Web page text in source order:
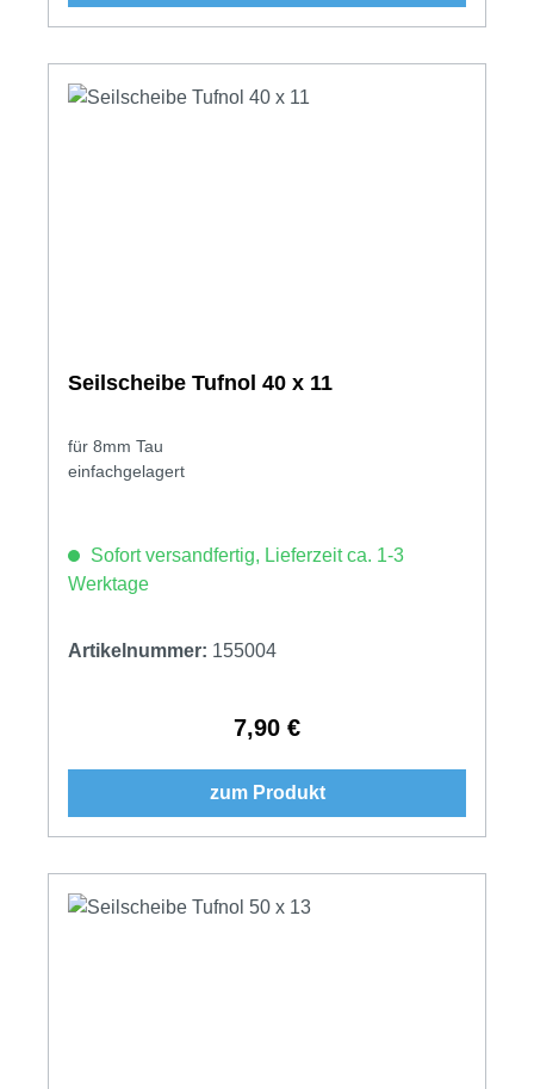
Seilscheibe Tufnol 40 x 11
für 8mm Tau
einfachgelagert
Sofort versandfertig, Lieferzeit ca. 1-3
Werktage
Artikelnummer: 155004
Regulärer Preis:
7,90 €
zum Produkt